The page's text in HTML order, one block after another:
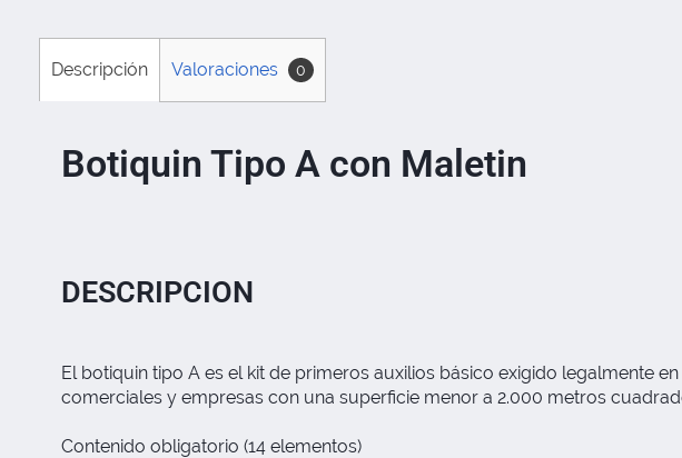
Descripción Valoraciones 0
Botiquin Tipo A con Maletin
DESCRIPCION
El botiquin tipo A es el kit de primeros auxilios básico exigido legalmente
comerciales y empresas con una superficie menor a 2.000 metros
Contenido obligatorio (14 elementos)